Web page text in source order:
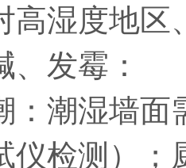
度地区
、发霉：
潮湿墙面
仪检测）